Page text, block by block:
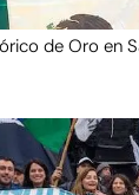
de Oro en